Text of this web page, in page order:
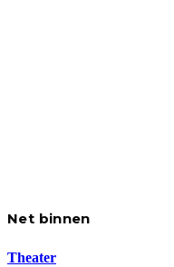
Net binnen
Theater